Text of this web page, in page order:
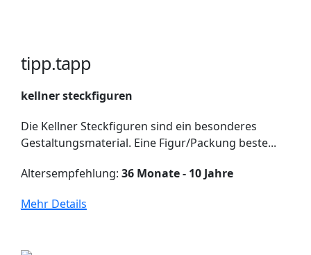
tipp.tapp
kellner steckfiguren
Die Kellner Steckfiguren sind ein besonderes
Gestaltungsmaterial. Eine Figur/Packung beste...
Altersempfehlung: 36 Monate - 10 Jahre
Mehr Details